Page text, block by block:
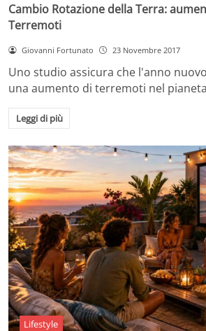
Cambio Rotazione della Terra:
Terremoti
Giovanni Fortunato 23 Novembre 2017
Uno studio assicura che l'anno
una aumento di terremoti nel
Leggi di più
Lifestyle